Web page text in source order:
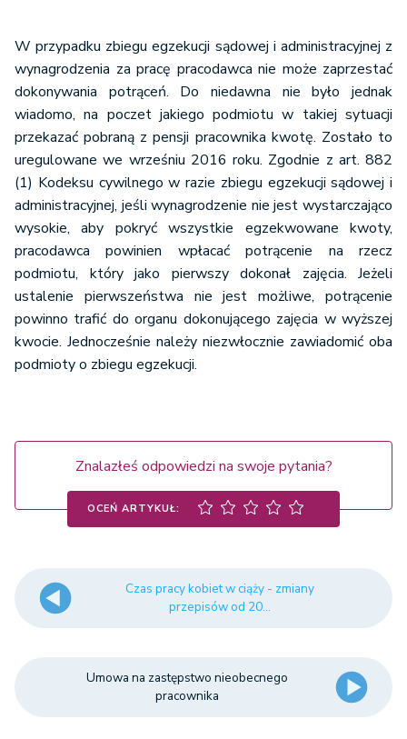
W przypadku zbiegu egzekucji sądowej i administracyjnej z
wynagrodzenia za pracę pracodawca nie może zaprzestać
dokonywania potrąceń. Do niedawna nie było jednak
wiadomo, na poczet jakiego podmiotu w takiej sytuacji
przekazać pobraną z pensji pracownika kwotę. Zostało to
uregulowane we wrześniu 2016 roku. Zgodnie z art. 882
(1) Kodeksu cywilnego w razie zbiegu egzekucji sądowej i
administracyjnej, jeśli wynagrodzenie nie jest wystarczająco
wysokie, aby pokryć wszystkie egzekwowane kwoty,
pracodawca powinien wpłacać potrącenie na rzecz
podmiotu, który jako pierwszy dokonał zajęcia. Jeżeli
ustalenie pierwszeństwa nie jest możliwe, potrącenie
powinno trafić do organu dokonującego zajęcia w wyższej
kwocie. Jednocześnie należy niezwłocznie zawiadomić oba
podmioty o zbiegu egzekucji.
Znalazłeś odpowiedzi na swoje pytania?
OCEŃ ARTYKUŁ:
Czas pracy kobiet w ciąży - zmiany
przepisów od 20...
Umowa na zastępstwo nieobecnego
pracownika